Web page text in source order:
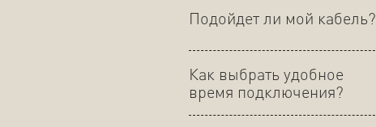
Подойдет ли мой кабель?
Как выбрать удобное
время подключения?